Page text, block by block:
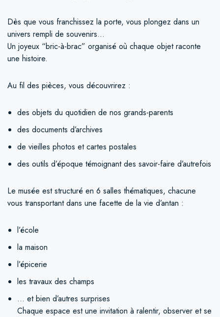
Dès que vous franchissez la porte, vous plongez dans un
univers rempli de souvenirs…
Un joyeux “bric-à-brac” organisé où chaque objet raconte
une histoire.
Au fil des pièces, vous découvrirez :
des objets du quotidien de nos grands-parents
des documents d’archives
de vieilles photos et cartes postales
des outils d’époque témoignant des savoir-faire d’autrefois
Le musée est structuré en 6 salles thématiques, chacune
vous transportant dans une facette de la vie d’antan :
l’école
la maison
l’épicerie
les travaux des champs
… et bien d’autres surprises
Chaque espace est une invitation à ralentir, observer et se